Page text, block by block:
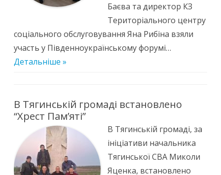
Баєва та директор КЗ
Територіального центру
соціального обслуговування Яна Рибіна взяли
участь у Південноукраїнському форумі…
Детальніше »
В Тягинській громаді встановлено
“Хрест Пам’яті”
В Тягинській громаді, за
ініціативи начальника
Тягинської СВА Миколи
Яценка, встановлено